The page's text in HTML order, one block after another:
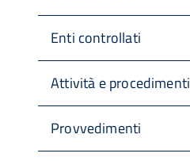
Enti controllati
Attività e procedimenti
Provvedimenti